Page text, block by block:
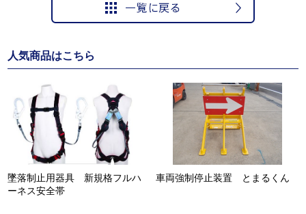
人気商品はこちら
墜落制止用器具 新規格フルハ
ーネス安全帯
車両強制停止装置 とまるくん